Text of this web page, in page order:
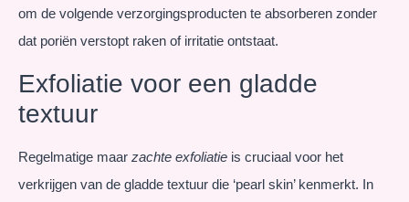
om de volgende verzorgingsproducten te absorberen zonder
dat poriën verstopt raken of irritatie ontstaat.
Exfoliatie voor een gladde
textuur
Regelmatige maar zachte exfoliatie is cruciaal voor het
verkrijgen van de gladde textuur die ‘pearl skin’ kenmerkt. In